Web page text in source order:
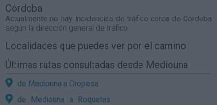
Córdoba
Actualmente no hay incidencias de tráfico cerca de Córdoba
según la dirección general de tráfico
Localidades que puedes ver por el camino
Últimas rutas consultadas desde Mediouna
de Mediouna a Oropesa
de Mediouna a Roquetas